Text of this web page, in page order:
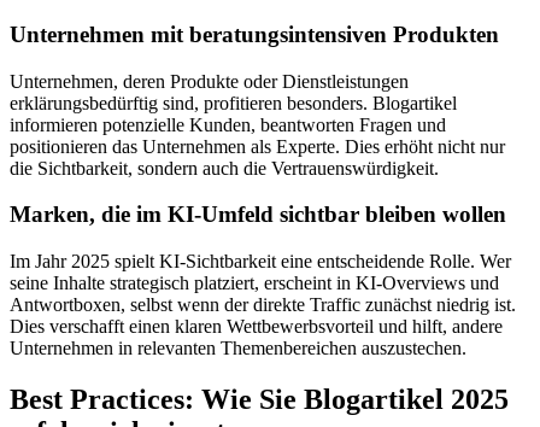
Unternehmen mit beratungsintensiven Produkten
Unternehmen, deren Produkte oder Dienstleistungen
erklärungsbedürftig sind, profitieren besonders. Blogartikel
informieren potenzielle Kunden, beantworten Fragen und
positionieren das Unternehmen als Experte. Dies erhöht nicht nur
die Sichtbarkeit, sondern auch die Vertrauenswürdigkeit.
Marken, die im KI-Umfeld sichtbar bleiben wollen
Im Jahr 2025 spielt KI-Sichtbarkeit eine entscheidende Rolle. Wer
seine Inhalte strategisch platziert, erscheint in KI-Overviews und
Antwortboxen, selbst wenn der direkte Traffic zunächst niedrig ist.
Dies verschafft einen klaren Wettbewerbsvorteil und hilft, andere
Unternehmen in relevanten Themenbereichen auszustechen.
Best Practices: Wie Sie Blogartikel 2025